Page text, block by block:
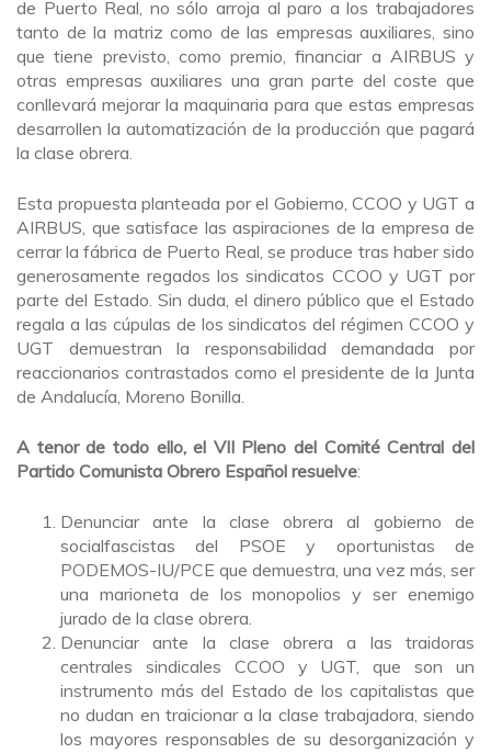
de Puerto Real, no sólo arroja al paro a los trabajadores
tanto de la matriz como de las empresas auxiliares, sino
que tiene previsto, como premio, financiar a AIRBUS y
otras empresas auxiliares una gran parte del coste que
conllevará mejorar la maquinaria para que estas empresas
desarrollen la automatización de la producción que pagará
la clase obrera.
Esta propuesta planteada por el Gobierno, CCOO y UGT a
AIRBUS, que satisface las aspiraciones de la empresa de
cerrar la fábrica de Puerto Real, se produce tras haber sido
generosamente regados los sindicatos CCOO y UGT por
parte del Estado. Sin duda, el dinero público que el Estado
regala a las cúpulas de los sindicatos del régimen CCOO y
UGT demuestran la responsabilidad demandada por
reaccionarios contrastados como el presidente de la Junta
de Andalucía, Moreno Bonilla.
A tenor de todo ello, el VII Pleno del Comité Central del
Partido Comunista Obrero Español resuelve:
Denunciar ante la clase obrera al gobierno de
socialfascistas del PSOE y oportunistas de
PODEMOS-IU/PCE que demuestra, una vez más, ser
una marioneta de los monopolios y ser enemigo
jurado de la clase obrera.
Denunciar ante la clase obrera a las traidoras
centrales sindicales CCOO y UGT, que son un
instrumento más del Estado de los capitalistas que
no dudan en traicionar a la clase trabajadora, siendo
los mayores responsables de su desorganización y